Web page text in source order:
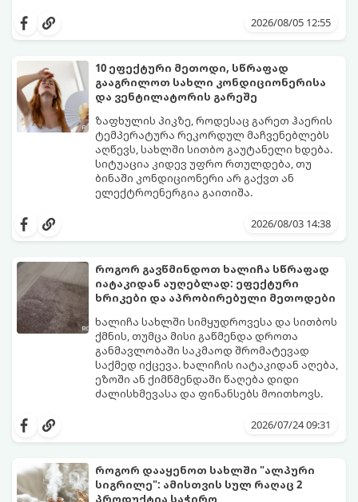
2026/08/05 12:55
10 ეფექტური მეთოდი, სწრაფად
გააგრილოთ სახლი კონდიციონერისა
და ვენტილატორის გარეშე
ზაფხულის პიკზე, როდესაც გარეთ ჰაერის
ტემპერატურა რეკორდულ მაჩვენებლებს
აღწევს, სახლში სითბო გაუტანელი ხდება.
სიტუაცია კიდევ უფრო რთულდება, თუ
ბინაში კონდიციონერი არ გაქვთ ან
ელექტროენერგია გაითიშა.
კანონები და გამოცდილი ყოფითი ხრიკები,
სასიამოვნო სიგრილე სპეციალური
ტექნიკის გარეშეც.
გთავაზობთ 10 საუკეთესო და
ხელმისაწვდომ მეთოდს:
2026/08/03 14:38
როგორ გავწმინდოთ ხალიჩა სწრაფად
იატაკიდან აუღებლად: ეფექტური
ხრიკები და აპრობირებული მეთოდები
ხალიჩა სახლში სიმყუდროვესა და სითბოს
ქმნის, თუმცა მისი გაწმენდა დროთა
განმავლობაში საკმაოდ შრომატევად
საქმედ იქცევა. ხალიჩის იატაკიდან აღება,
ეზოში ან ქიმწმენდაში წაღება დიდი
ძალისხმევასა და ფინანსებს მოითხოვს.
ეფექტური, ბიუჯეტური და აპრობირებული
ლაქების ამოყვანასა და პირვანდელი
სიახლის დაბრუნებას.
2026/07/24 09:31
როგორ დააყენოთ სახლში "ალპური
სიგრილე": ამისთვის სულ რაღაც 2
პროდუქტია საჭირო